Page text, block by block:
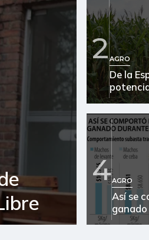
2AGRO
De la
4AGRO
Así se